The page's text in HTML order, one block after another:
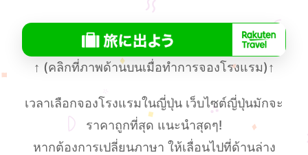
↑ (คลิกที่ภาพด้านบนเมื่อทําการจองโรงแรม)↑
เวลาเลือกจองโรงแรมในญี่ปุ่น เว็บไซต์ญี่ปุ่นมักจะ
ราคาถูกที่สุด แนะนำสุดๆ!
หากต้องการเปลี่ยนภาษา ให้เลื่อนไปที่ด้านล่าง